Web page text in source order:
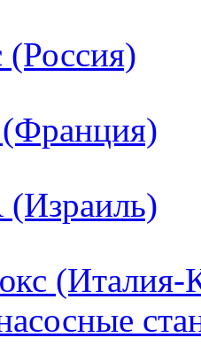
(Россия)
(Италия-